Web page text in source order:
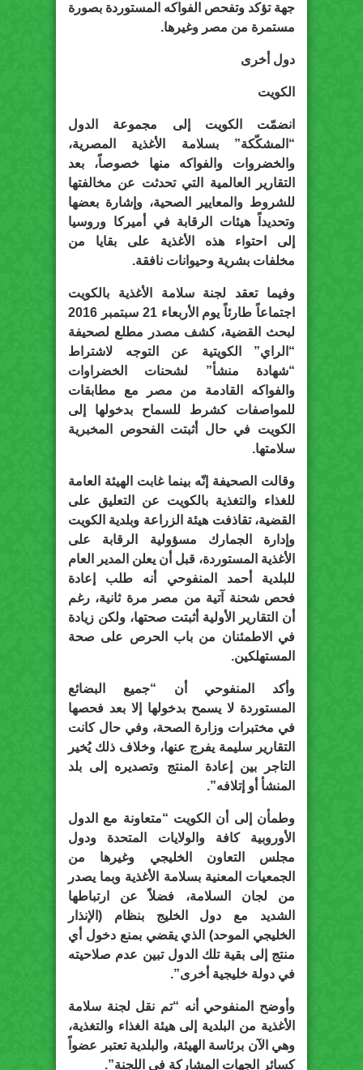
جهة تؤكد وتفحص الفواكه المستوردة بصورة
مستمرة من مصر وغيرها.
دول أخرى
الكويت
انضمّت الكويت إلى مجموعة الدول
“المشكّكة” بسلامة الأغذية المصرية،
والخضروات والفواكه منها خصوصاً، بعد
التقارير العالمية التي تحدثت عن مخالفتها
للشروط والمعايير الصحية، وإشارة بعضها
وتحديداً هيئات الرقابة في أميركا وروسيا
إلى احتواء هذه الأغذية على بقايا من
مخلفات بشرية وحيوانات نافقة.
وفيما تعقد لجنة سلامة الأغذية بالكويت
اجتماعاً طارئاً يوم الأربعاء 21 سبتمبر 2016
لبحث القضية، كشف مصدر مطلع لصحيفة
“الراي” الكويتية عن التوجه لاشتراط
“شهادة منشأ” لشحنات الخضراوات
والفواكه القادمة من مصر مع مطابقات
للمواصفات كشرط للسماح بدخولها إلى
الكويت في حال أثبتت الفحوص المخبرية
سلامتها.
وقالت الصحيفة إنّه بينما غابت الهيئة العامة
للغذاء والتغذية بالكويت عن التعليق على
القضية، تقاذفت هيئة الزراعة وبلدية الكويت
وإدارة الجمارك مسؤولية الرقابة على
الأغذية المستوردة، قبل أن يعلن المدير العام
للبلدية أحمد المنفوحي أنه طلب إعادة
فحص شحنة آتية من مصر مرة ثانية، رغم
أن التقارير الأولية أثبتت صحتها، ولكن زيادة
في الاطمئنان من باب الحرص على صحة
المستهلكين.
وأكد المنفوحي أن “جميع البضائع
المستوردة لا يسمح بدخولها إلا بعد فحصها
في مختبرات وزارة الصحة، وفي حال كانت
التقارير سليمة يفرج عنها، وخلاف ذلك يُخير
التاجر بين إعادة المنتج وتصديره إلى بلد
المنشأ أو إتلافه”.
وطمأن إلى أن الكويت “متعاونة مع الدول
الأوروبية كافة والولايات المتحدة ودول
مجلس التعاون الخليجي وغيرها من
الجمعيات المعنية بسلامة الأغذية وبما يصدر
من لجان السلامة، فضلاً عن ارتباطها
الشديد مع دول الخليج بنظام (الإنذار
الخليجي الموحد) الذي يقضي بمنع دخول أي
منتج إلى بقية تلك الدول تبين عدم صلاحيته
في دولة خليجية أخرى”.
وأوضح المنفوحي أنه “تم نقل لجنة سلامة
الأغذية من البلدية إلى هيئة الغذاء والتغذية،
وهي الآن برئاسة الهيئة، والبلدية تعتبر عضواً
كسائر الجهات المشاركة في اللجنة”.